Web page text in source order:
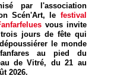
par l'association
Scén'Art, le festival
vous invite
jours de fête qui
le monde
au pied du
de Vitré, du 21 au
2026.